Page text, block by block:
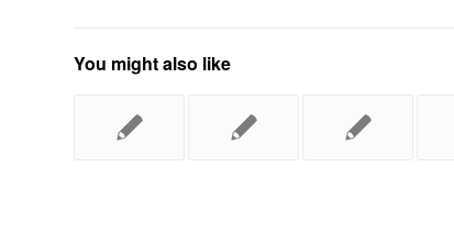
You might also like